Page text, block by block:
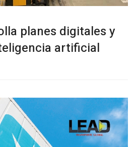
planes digitales y
artificial